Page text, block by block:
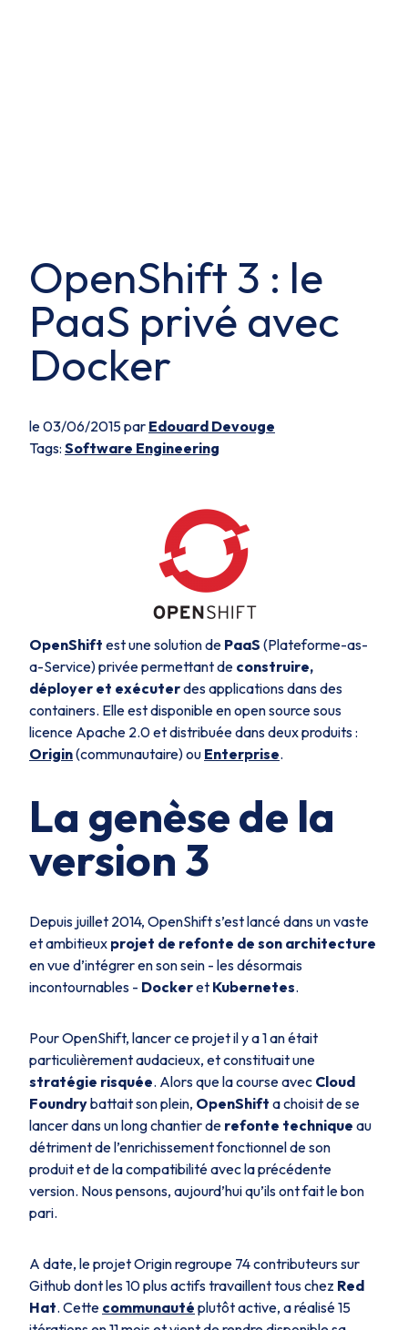
OpenShift 3 : le
PaaS privé avec
Docker
le 03/06/2015 par Edouard Devouge
Tags: Software Engineering
OpenShift est une solution de PaaS (Plateforme-as-
a-Service) privée permettant de construire,
déployer et exécuterdes applications dans des
containers. Elle est disponible enopen sourcesous
licence Apache 2.0 et distribuée dans deux produits :
Origin(communautaire) ou Enterprise.
La genèse de la
version 3
Depuis juillet 2014, OpenShift s’est lancé dans un vaste
et ambitieux projet de refonte de son architecture
en vue d’intégrer en son sein - les désormais
incontournables - Dockeret Kubernetes.
Pour OpenShift, lancer ce projet il y a 1 an était
particulièrement audacieux, et constituait une
stratégie risquée. Alors que la course avec Cloud
Foundrybattait son plein, OpenShift a choisit de se
lancer dans un long chantier de refonte technique au
détriment de l’enrichissement fonctionnel de son
produit et de la compatibilité avec la précédente
version. Nous pensons, aujourd’hui qu’ils ont fait le bon
pari.
A date, le projet Origin regroupe 74 contributeurs sur
Github dont les 10 plus actifs travaillent tous chez Red
Hat. Cette communauté plutôt active, a réalisé 15